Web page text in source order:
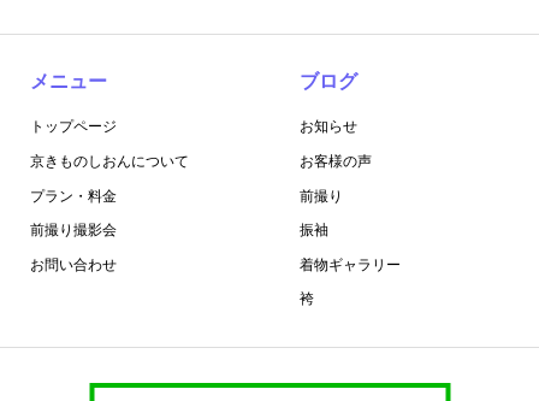
メニュー
トップページ
京きものしおんについて
プラン・料金
前撮り撮影会
お問い合わせ
ブログ
お知らせ
お客様の声
前撮り
振袖
着物ギャラリー
袴